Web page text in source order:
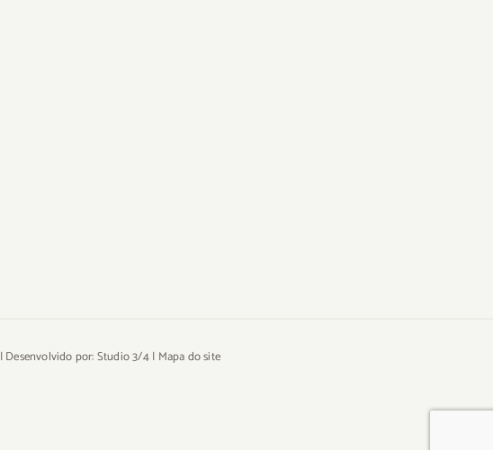
| Desenvolvido por:Studio 3/4| Mapa do site